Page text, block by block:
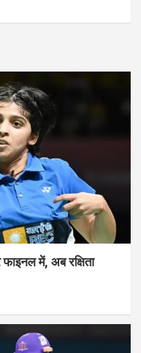
फाइनल में, अब रक्षिता